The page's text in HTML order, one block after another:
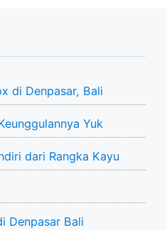
di Denpasar, Bali
Yuk
dari Rangka Kayu
Denpasar Bali